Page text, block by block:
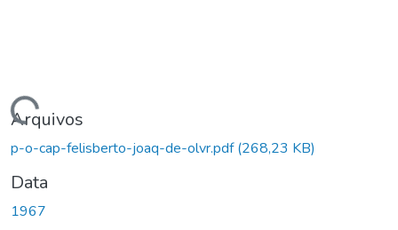
Carregando...
Arquivos
p-o-cap-felisberto-joaq-de-olvr.pdf(268,23 KB)
Data
1967